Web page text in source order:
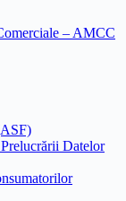
– AMCC
Datelor